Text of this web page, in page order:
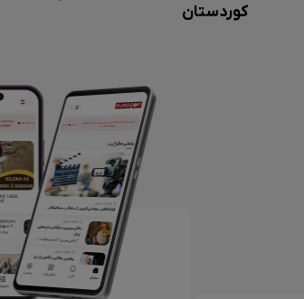
کوردستان